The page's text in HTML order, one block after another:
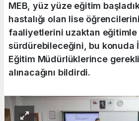
MEB, yüz yüze eğitim
hastalığı olan lise
faaliyetlerini uzaktan eğitimle
sürdürebileceğini, bu konuda
Eğitim Müdürlüklerince
alınacağını bildirdi.